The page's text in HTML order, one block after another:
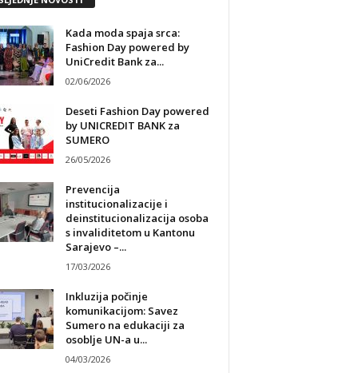
Kada moda spaja srca:
Fashion Day powered by
UniCredit Bank za...
02/06/2026
Deseti Fashion Day powered
by UNICREDIT BANK za
SUMERO
26/05/2026
Prevencija
institucionalizacije i
deinstitucionalizacija osoba
s invaliditetom u Kantonu
Sarajevo –...
17/03/2026
Inkluzija počinje
komunikacijom: Savez
Sumero na edukaciji za
osoblje UN-a u...
04/03/2026